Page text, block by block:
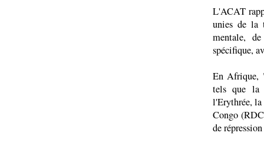
L'ACAT
unies de la
mentale,
spécifique,
En Afrique,
tels que la
l'Erythrée,
Congo
de